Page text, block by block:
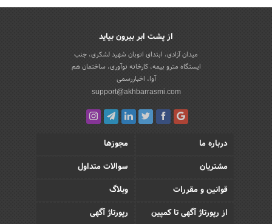
از پشت ابر بیرون بیاید
میدان آزادی، ابتدای اتوبان شهید لشکری، جنب
ایستگاه مترو بیمه، کارخانه نوآوری، ساختمان هم
آوا، اخباررسمی
support@akhbarrasmi.com
درباره ما
مجوزها
مشتریان
سوالات متداول
قوانین و مقررات
وبلاگ
از رپورتاژ آگهی تا کمپین
رپورتاژ آگهی